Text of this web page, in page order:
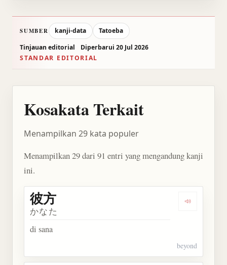
SUMBER kanji-data
Tatoeba
Tinjauan editorial
Diperbarui 20 Jul 2026
STANDAR EDITORIAL
Kosakata Terkait
Menampilkan 29 kata populer
Menampilkan 29 dari 91 entri yang mengandung kanji
ini.
Dengarkan
彼方
かなた
di sana
beyond